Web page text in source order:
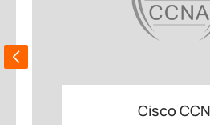
Cisco